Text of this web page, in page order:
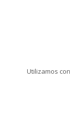
Utilizamos